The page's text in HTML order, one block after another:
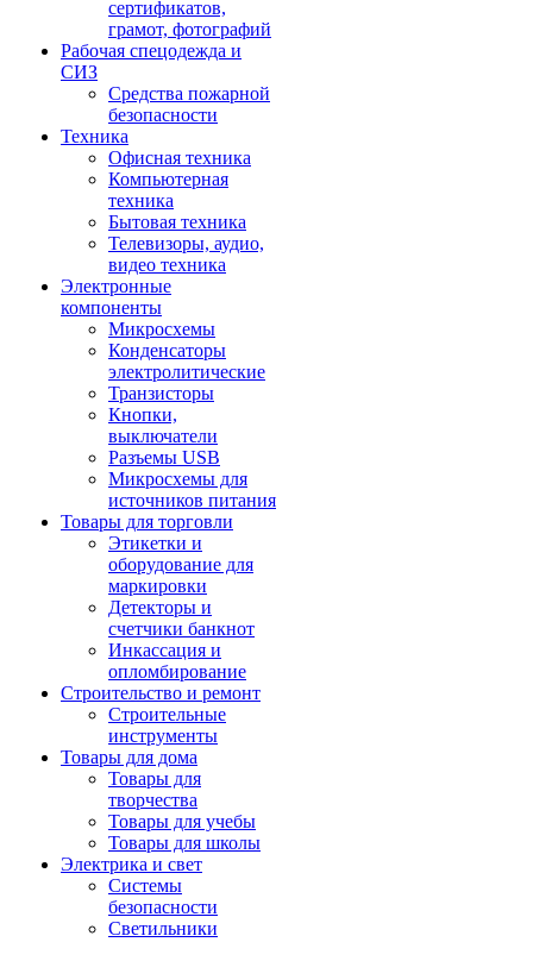
сертификатов,
грамот, фотографий
Рабочая спецодежда и
СИЗ
Средства пожарной
безопасности
Техника
Офисная техника
Компьютерная
техника
Бытовая техника
Телевизоры, аудио,
видео техника
Электронные
компоненты
Микросхемы
Конденсаторы
электролитические
Транзисторы
Кнопки,
выключатели
Разъемы USB
Микросхемы для
источников питания
Товары для торговли
Этикетки и
оборудование для
маркировки
Детекторы и
счетчики банкнот
Инкассация и
опломбирование
Строительство и ремонт
Строительные
инструменты
Товары для дома
Товары для
творчества
Товары для учебы
Товары для школы
Электрика и свет
Системы
безопасности
Светильники